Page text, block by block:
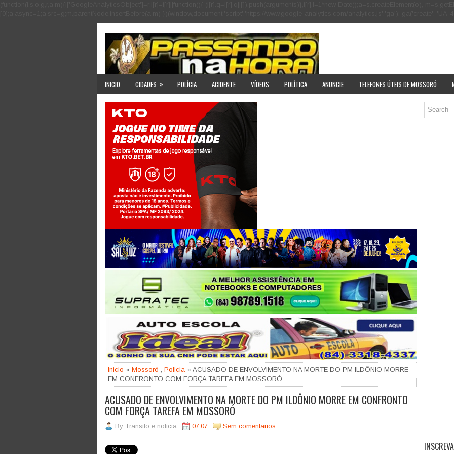
INICIO CIDADES » POLÍCIA ACIDENTE VÍDEOS POLÍTICA ANUNCIE TELEFONES ÚTEIS DE MOSSORÓ
Jogue com responsabilidade. 18+
Inicio » Mossoró Policia » ACUSADO DE ENVOLVIMENTO NA MORTE DO PM ILDÔNIO MORRE
EM CONFRONTO COM FORÇA TAREFA EM MOSSORÓ
ACUSADO DE ENVOLVIMENTO NA MORTE DO PM ILDÔNIO MORRE EM CONFRONTO
COM FORÇA TAREFA EM MOSSORÓ
By Transito e noticia 07:07 Sem comentarios